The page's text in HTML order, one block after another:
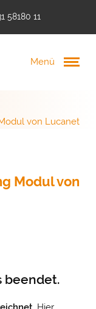
58180 11
Menü
von Lucanet
Modul von
beendet.